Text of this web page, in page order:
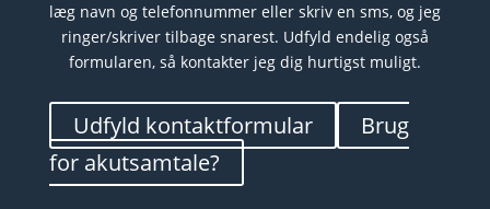
læg navn og telefonnummer eller skriv en sms, og jeg
ringer/skriver tilbage snarest. Udfyld endelig også
formularen, så kontakter jeg dig hurtigst muligt.
Udfyld kontaktformular
Brug
for akutsamtale?